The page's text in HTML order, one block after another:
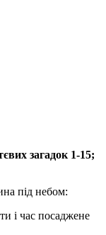
загадок 1-15;
під небом:
і час посаджене